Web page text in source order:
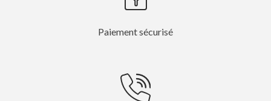
Paiement sécurisé